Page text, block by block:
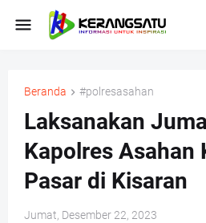
Beranda #polresasahan
Laksanakan
Kapolres Asahan
Pasar di Kisaran
Jumat, Desember 22, 2023